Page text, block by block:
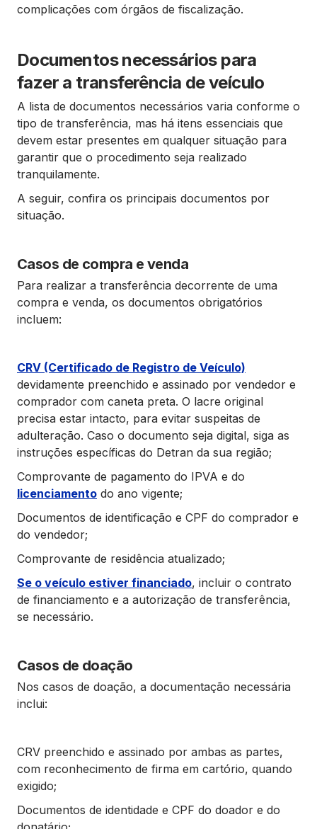
complicações com órgãos de fiscalização.
Documentos necessários para
fazer a transferência de veículo
A lista de documentos necessários varia conforme o
tipo de transferência, mas há itens essenciais que
devem estar presentes em qualquer situação para
garantir que o procedimento seja realizado
tranquilamente.
A seguir, confira os principais documentos por
situação.
Casos de compra e venda
Para realizar a transferência decorrente de uma
compra e venda, os documentos obrigatórios
incluem:
CRV (Certificado de Registro de Veículo)
devidamente preenchido e assinado por vendedor e
comprador com caneta preta. O lacre original
precisa estar intacto, para evitar suspeitas de
adulteração. Caso o documento seja digital, siga as
instruções específicas do Detran da sua região;
Comprovante de pagamento do IPVA e do
licenciamento do ano vigente;
Documentos de identificação e CPF do comprador e
do vendedor;
Comprovante de residência atualizado;
Se o veículo estiver financiado, incluir o contrato
de financiamento e a autorização de transferência,
se necessário.
Casos de doação
Nos casos de doação, a documentação necessária
inclui:
CRV preenchido e assinado por ambas as partes,
com reconhecimento de firma em cartório, quando
exigido;
Documentos de identidade e CPF do doador e do